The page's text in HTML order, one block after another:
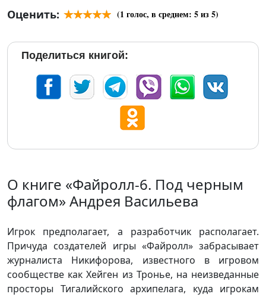
Оценить:
(1 голос, в среднем: 5из 5)
Поделиться книгой:
О книге «Файролл-6. Под черным
флагом» Андрея Васильева
Игрок предполагает, а разработчик располагает.
Причуда создателей игры «Файролл» забрасывает
журналиста Никифорова, известного в игровом
сообществе как Хейген из Тронье, на неизведанные
просторы Тигалийского архипелага, куда игрокам